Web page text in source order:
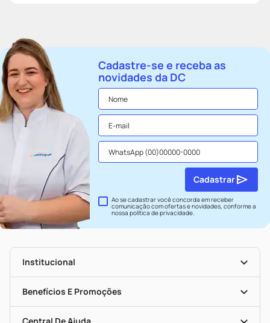
Cadastre-se e receba as
novidades da DC
Ao se cadastrar você concorda em receber
comunicação com ofertas e novidades, conforme a
nossapolítica de privacidade.
Cadastrar
Institucional
História
Nossas Lojas
Seja Uma Loja Parceira
Mapa De Categorias
Benefícios E Promoções
Clube DC
Convênios